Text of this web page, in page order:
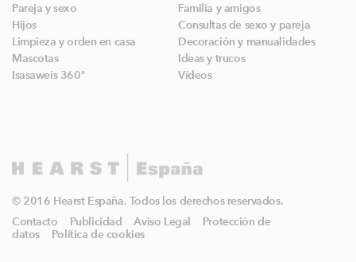
Pareja y sexo
Familia y amigos
Hijos
Consultas de sexo y pareja
Limpieza y orden en casa
Decoración y manualidades
Mascotas
Ideas y trucos
Isasaweis 360º
Vídeos
© 2016 Hearst España. Todos los derechos reservados.
Contacto
Publicidad Aviso Legal
Protección de
datos
Política de cookies